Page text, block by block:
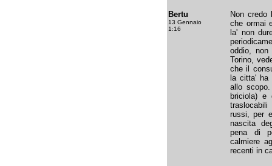
Bertu
13 Gennaio
1:16
Non credo
che ormai
la' non
oddio,
Torino,
che il
la citta' ha
allo
briciola) e
russi, per
nascita
pena di
calmiere
recenti in